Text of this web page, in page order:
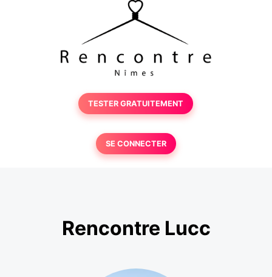
TESTER GRATUITEMENT
SE CONNECTER
Rencontre Lucc